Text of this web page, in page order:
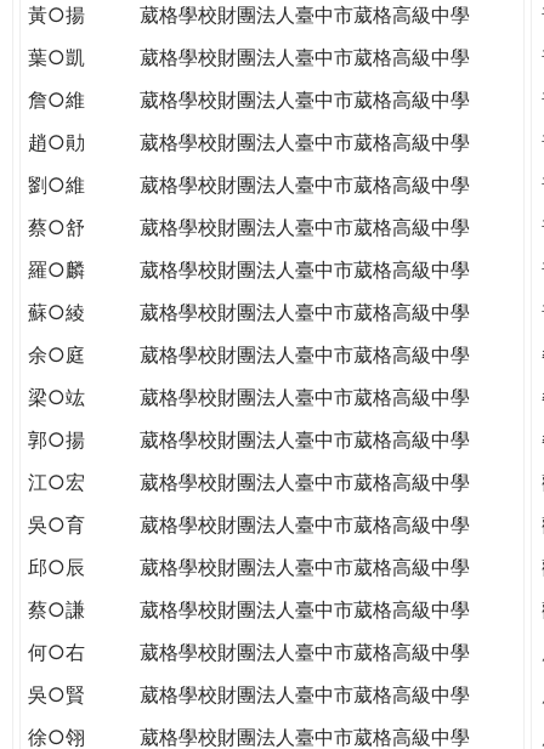
黃○揚
葳格學校財團法人臺中市葳格高級中學
葉○凱
葳格學校財團法人臺中市葳格高級中學
詹○維
葳格學校財團法人臺中市葳格高級中學
趙○勛
葳格學校財團法人臺中市葳格高級中學
劉○維
葳格學校財團法人臺中市葳格高級中學
蔡○舒
葳格學校財團法人臺中市葳格高級中學
羅○麟
葳格學校財團法人臺中市葳格高級中學
蘇○綾
葳格學校財團法人臺中市葳格高級中學
余○庭
葳格學校財團法人臺中市葳格高級中學
梁○竑
葳格學校財團法人臺中市葳格高級中學
郭○揚
葳格學校財團法人臺中市葳格高級中學
江○宏
葳格學校財團法人臺中市葳格高級中學
吳○育
葳格學校財團法人臺中市葳格高級中學
邱○辰
葳格學校財團法人臺中市葳格高級中學
蔡○謙
葳格學校財團法人臺中市葳格高級中學
何○右
葳格學校財團法人臺中市葳格高級中學
吳○賢
葳格學校財團法人臺中市葳格高級中學
徐○翎
葳格學校財團法人臺中市葳格高級中學